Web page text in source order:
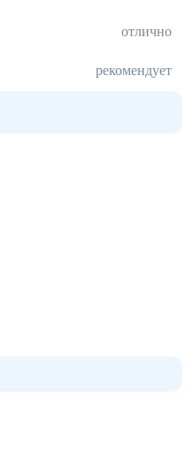
отлично
рекомендует